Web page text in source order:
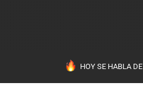
HOY SE HABLA DE